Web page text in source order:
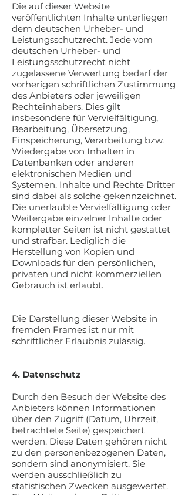
Die auf dieser Website
veröffentlichten Inhalte unterliegen
dem deutschen Urheber- und
Leistungsschutzrecht. Jede vom
deutschen Urheber- und
Leistungsschutzrecht nicht
zugelassene Verwertung bedarf der
vorherigen schriftlichen Zustimmung
des Anbieters oder jeweiligen
Rechteinhabers. Dies gilt
insbesondere für Vervielfältigung,
Bearbeitung, Übersetzung,
Einspeicherung, Verarbeitung bzw.
Wiedergabe von Inhalten in
Datenbanken oder anderen
elektronischen Medien und
Systemen. Inhalte und Rechte Dritter
sind dabei als solche gekennzeichnet.
Die unerlaubte Vervielfältigung oder
Weitergabe einzelner Inhalte oder
kompletter Seiten ist nicht gestattet
und strafbar. Lediglich die
Herstellung von Kopien und
Downloads für den persönlichen,
privaten und nicht kommerziellen
Gebrauch ist erlaubt.
Die Darstellung dieser Website in
fremden Frames ist nur mit
schriftlicher Erlaubnis zulässig.
4. Datenschutz
Durch den Besuch der Website des
Anbieters können Informationen
über den Zugriff (Datum, Uhrzeit,
betrachtete Seite) gespeichert
werden. Diese Daten gehören nicht
zu den personenbezogenen Daten,
sondern sind anonymisiert. Sie
werden ausschließlich zu
statistischen Zwecken ausgewertet.